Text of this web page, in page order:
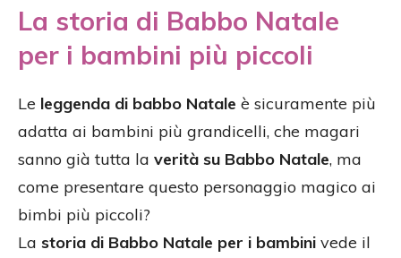
La storia di Babbo Natale
per i bambini più piccoli
Le leggenda di babbo Natale è sicuramente più
adatta ai bambini più grandicelli, che magari
sanno già tutta la verità su Babbo Natale, ma
come presentare questo personaggio magico ai
bimbi più piccoli?
La storia di Babbo Natale per i bambini vede il